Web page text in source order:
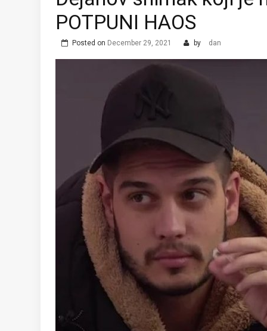
POTPUNI HAOS
Posted on December 29, 2021 by dan